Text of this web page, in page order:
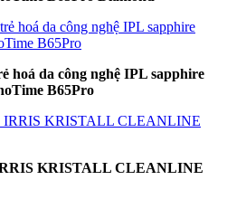
hoá da công nghệ IPL sapphire
B65Pro
KRISTALL CLEANLINE